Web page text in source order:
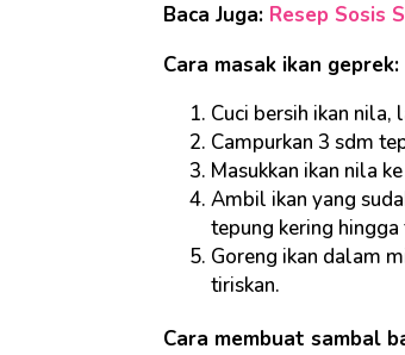
Baca Juga: Resep Sosis
Cara masak ikan geprek:
Cuci bersih ikan nila,
Campurkan 3 sdm
Masukkan ikan nila
Ambil ikan yang
tepung kering
Goreng ikan dalam
tiriskan.
Cara membuat sambal